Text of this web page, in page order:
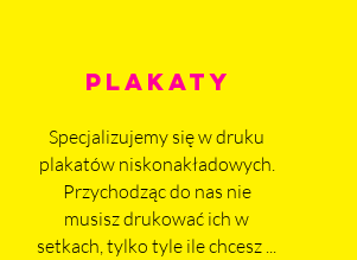
PLAKATY
Specjalizujemy się w druku
plakatów niskonakładowych.
Przychodząc do nas nie
musisz drukować ich w
setkach, tylko tyle ile chcesz ...